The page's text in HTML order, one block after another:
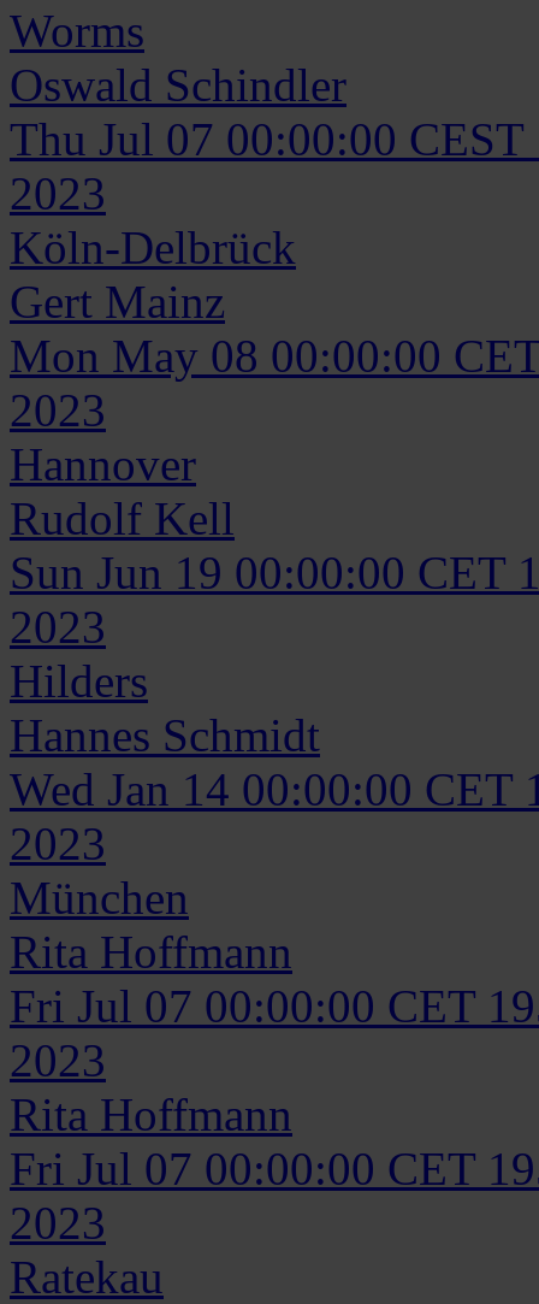
Worms
Oswald Schindler
Thu Jul 07 00:00:00 CEST
2023
Köln-Delbrück
Gert Mainz
Mon May 08 00:00:00
2023
Hannover
Rudolf Kell
Sun Jun 19 00:00:00 CET
2023
Hilders
Hannes Schmidt
Wed Jan 14 00:00:00 CET
2023
München
Rita Hoffmann
Fri Jul 07 00:00:00 CET
2023
Rita Hoffmann
Fri Jul 07 00:00:00 CET
2023
Ratekau